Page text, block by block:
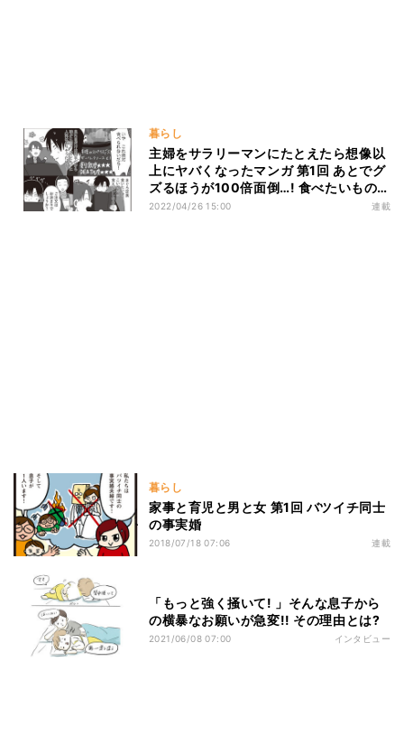
暮らし
主婦をサラリーマンにたとえたら想像以
上にヤバくなったマンガ 第1回 あとでグ
ズるほうが100倍面倒…! 食べたいものを
食べられない子連れ外食あるある
2022/04/26 15:00 連載
暮らし
家事と育児と男と女 第1回 バツイチ同士
の事実婚
2018/07/18 07:06 連載
「もっと強く掻いて! 」そんな息子から
の横暴なお願いが急変!! その理由とは?
2021/06/08 07:00 インタビュー